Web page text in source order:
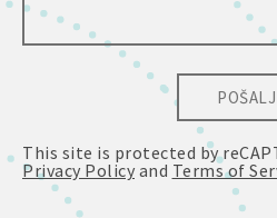
This site is protected by
Privacy Policy and Terms of